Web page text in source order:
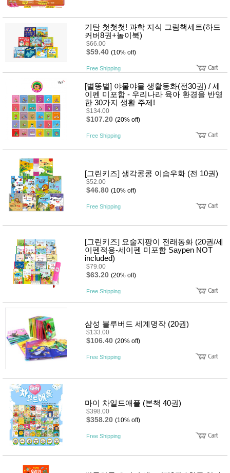
기탄 첫첫첫! 과학 지식 그림책세트(하드
커버8권+놀이북)
$66.00
$59.40 (10% off)
Free Shipping
[별똥별] 야물야물 생활동화(전30권) / 세
이펜 미포함 - 우리나라 육아 환경을 반영
한 30가지 생활 주제!
$134.00
$107.20 (20% off)
Free Shipping
[그린키즈] 생각콩콩 이솝우화 (전 10권)
$52.00
$46.80 (10% off)
Free Shipping
[그린키즈] 요술지팡이 전래동화 (20권/세
이펜적용-세이펜 미포함 Saypen NOT
included)
$79.00
$63.20 (20% off)
Free Shipping
삼성 블루버드 세계명작 (20권)
$133.00
$106.40 (20% off)
Free Shipping
마이 차일드애플 (본책 40권)
$398.00
$358.20 (10% off)
Free Shipping